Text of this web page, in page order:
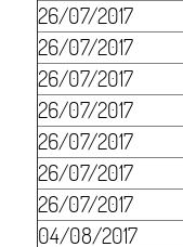
26/07/2017
26/07/2017
26/07/2017
26/07/2017
26/07/2017
26/07/2017
26/07/2017
04/08/2017